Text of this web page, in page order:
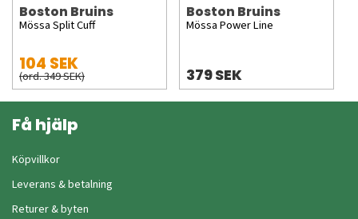
Boston Bruins
Mössa Split Cuff
104 SEK
(ord. 349 SEK)
Boston Bruins
Mössa Power Line
379 SEK
Få hjälp
Köpvillkor
Leverans & betalning
Returer & byten